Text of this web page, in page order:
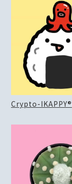
Crypto-IKAPPY®